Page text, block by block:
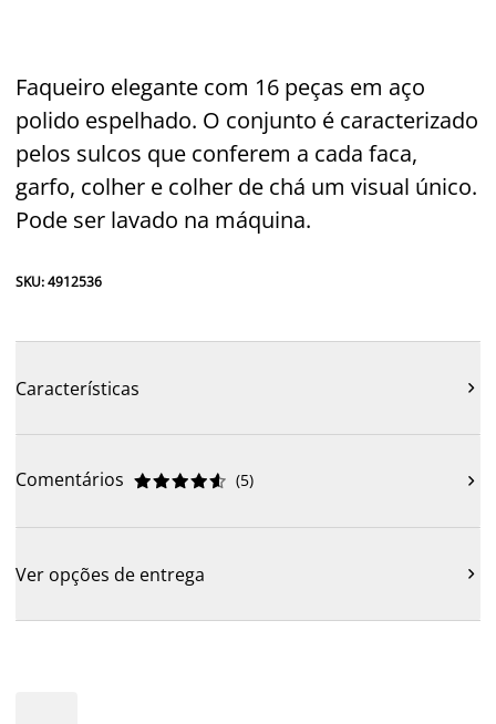
Faqueiro elegante com 16 peças em aço
polido espelhado. O conjunto é caracterizado
pelos sulcos que conferem a cada faca,
garfo, colher e colher de chá um visual único.
Pode ser lavado na máquina.
SKU: 4912536
Características 
Comentários 




 (5) 
Ver opções de entrega 